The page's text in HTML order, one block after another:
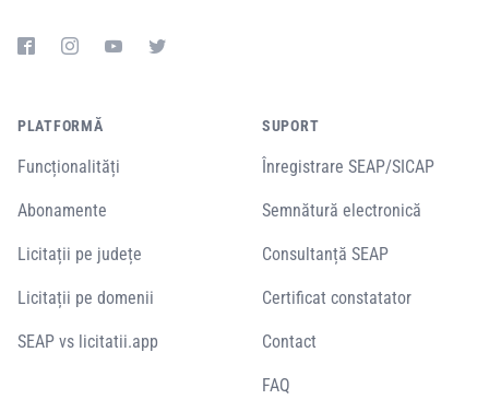
PLATFORMĂ
Funcționalități
Abonamente
Licitații pe județe
Licitații pe domenii
SEAP vs licitatii.app
SUPORT
Înregistrare SEAP/SICAP
Semnătură electronică
Consultanță SEAP
Certificat constatator
Contact
FAQ